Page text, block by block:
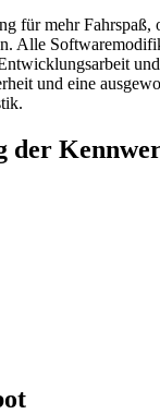
für mehr Fahrspaß,
Alle
und eine
der